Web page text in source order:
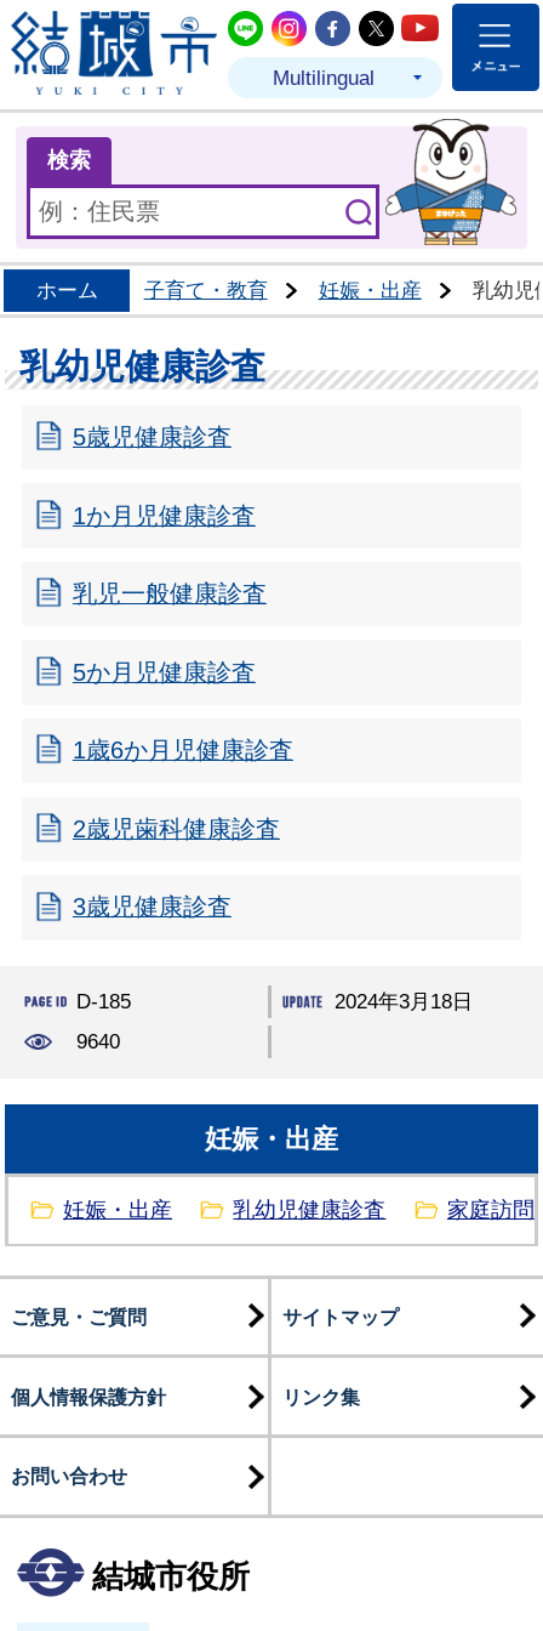
結城市公式LINE
結城市公式Instagram
結城市公式
結城市公式
結城市
Multilingual
検索
ホーム 子育て・教育 妊娠・出産 乳幼児
乳幼児健康診査
5歳児健康診査
1か月児健康診査
乳児一般健康診査
5か月児健康診査
1歳6か月児健康診査
2歳児歯科健康診査
3歳児健康診査
D-185
2024年3月18日
9640
妊娠・出産
妊娠・出産 乳幼児健康診査 家庭訪問
ご意見・ご質問 サイトマップ
個人情報保護方針 リンク集
お問い合わせ
結城市役所